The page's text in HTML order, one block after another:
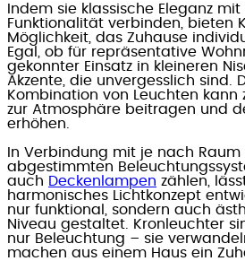
Indem sie klassische Eleganz
Funktionalität verbinden, bieten
Möglichkeit, das Zuhause
Egal, ob für repräsentative
gekonnter Einsatz in kleineren
Akzente, die unvergesslich sind.
Kombination von Leuchten
zur Atmosphäre beitragen und
erhöhen.
In Verbindung mit je nach Raum
abgestimmten
auch Deckenlampen zählen,
harmonisches Lichtkonzept
nur funktional, sondern auch
Niveau gestaltet. Kronleuchter
nur Beleuchtung – sie
machen aus einem Haus ein